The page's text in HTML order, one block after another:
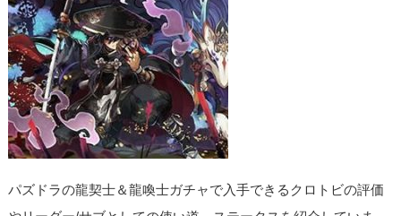
パズドラの龍契士＆龍喚士ガチャで入手できるクロトビの評価